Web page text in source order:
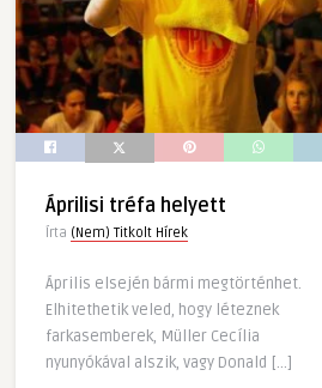
Áprilisi tréfa helyett
Írta (Nem) Titkolt Hírek
Április elsején bármi megtörténhet.
Elhitethetik veled, hogy léteznek
farkasemberek, Müller Cecília
nyunyókával alszik, vagy Donald […]